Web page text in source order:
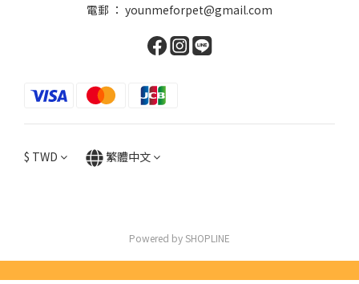
電郵 ： younmeforpet@gmail.com
$ TWD 繁體中文
Powered by SHOPLINE